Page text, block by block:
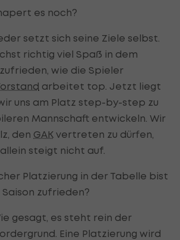
es noch?
setzt sich seine Ziele selbst.
richtig viel Spaß in dem
wie die Spieler
arbeitet top. Jetzt liegt
uns am Platz step-by-step zu
Mannschaft entwickeln. Wir
den GAK vertreten zu dürfen,
steigt nicht auf.
Platzierung in der Tabelle bist
zufrieden?
gesagt, es steht rein der
Eine Platzierung wird